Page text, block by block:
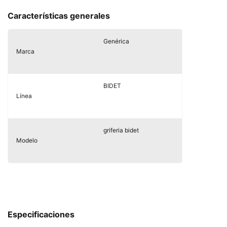
Características generales
Marca
Genérica
Línea
BIDET
Modelo
griferia bidet
Especificaciones